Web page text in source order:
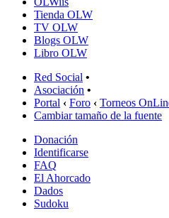
Tienda OLW
TV OLW
Blogs OLW
Libro OLW
Red Social •
Asociación •
Portal ‹ Foro ‹ Torneos
Cambiar tamaño de la fuente
Donación
Identificarse
FAQ
El Ahorcado
Dados
Sudoku